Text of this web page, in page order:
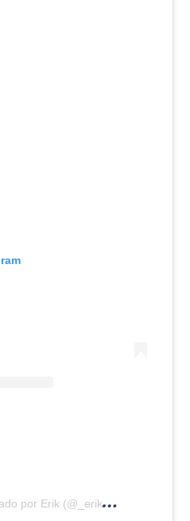
Erik (@_erikscheidt_)